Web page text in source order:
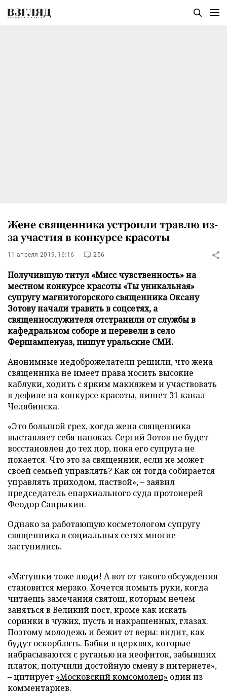
Жене священника устроили травлю из-
за участия в конкурсе красоты
11 апреля 2019, 16:16 256
Получившую титул «Мисс чувственность» на
местном конкурсе красоты «Ты уникальная»
супругу магнитогорского священника Оксану
Зотову начали травить в соцсетях, а
священнослужителя отстранили от службы в
кафедральном соборе и перевели в село
Фершампенуаз, пишут уральские СМИ.
Анонимные недоброжелатели решили, что жена
священника не имеет права носить высокие
каблуки, ходить с ярким макияжем и участвовать
в дефиле на конкурсе красоты, пишет 31 канал
Челябинска.
«Это большой грех, когда жена священника
выставляет себя напоказ. Сергий Зотов не будет
восстановлен до тех пор, пока его супруга не
покается. Что это за священник, если не может
своей семьей управлять? Как он тогда собирается
управлять приходом, паствой», – заявил
председатель епархиального суда протоиерей
Феодор Сапрыкин.
Однако за работающую косметологом супругу
священника в социальных сетях многие
заступились.
«Матушки тоже люди! А вот от такого обсуждения
становится мерзко. Хочется помыть руки, когда
читаешь замечания святош, которым нечем
заняться в Великий пост, кроме как искать
соринки в чужих, пусть и накрашенных, глазах.
Поэтому молодежь и бежит от веры: видит, как
будут оскорблять. Бабки в церквях, которые
набрасываются с руганью на неофиток, забывших
платок, получили достойную смену в интернете»,
– цитирует «Московский комсомолец» один из
комментариев.